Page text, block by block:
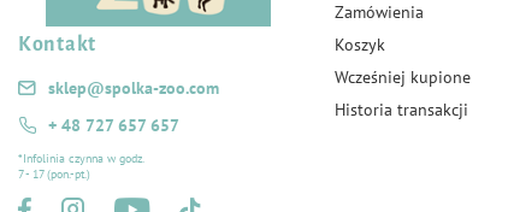
Kontakt
sklep@spolka-zoo.com
+ 48 727 657 657
*Infolinia czynna w godz.
7 - 17 (pon.-pt.)
Zamówienia
Koszyk
Wcześniej kupione
Historia transakcji